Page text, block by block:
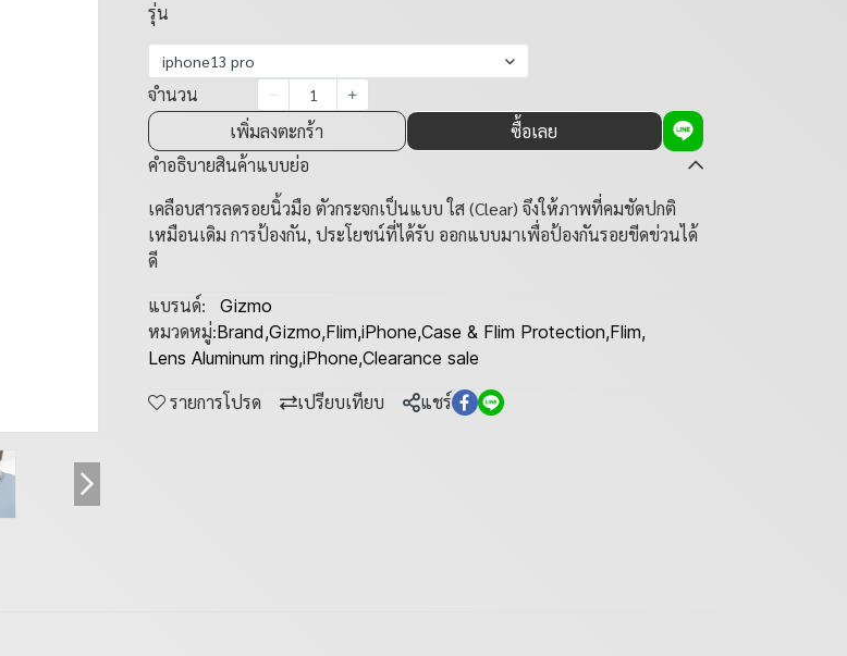
รุ่น
iphone13 pro
จำนวน
เพิ่มลงตะกร้า
ซื้อเลย
คำอธิบายสินค้าแบบย่อ
เคลือบสารลดรอยนิ้วมือ ตัวกระจกเป็นแบบ ใส (Clear) จึงให้ภาพที่คมชัดปกติ
เหมือนเดิม การป้องกัน, ประโยชน์ที่ได้รับ ออกแบบมาเพื่อป้องกันรอยขีดข่วนได้
ดี
แบรนด์:
Gizmo
หมวดหมู่:Brand,Gizmo,Flim,iPhone,Case & Flim Protection,Flim,
Lens Aluminum ring,iPhone,Clearance sale
รายการโปรด เปรียบเทียบ แชร์